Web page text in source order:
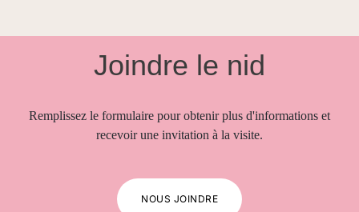
Joindre le nid
Remplissez le formulaire pour obtenir plus d'informations et
recevoir une invitation à la visite.
NOUS JOINDRE